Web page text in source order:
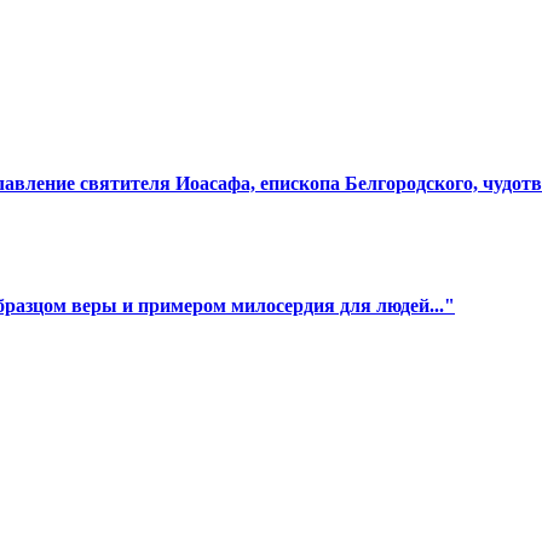
святителя Иоасафа, епископа Белгородского,
веры и примером милосердия для людей..."